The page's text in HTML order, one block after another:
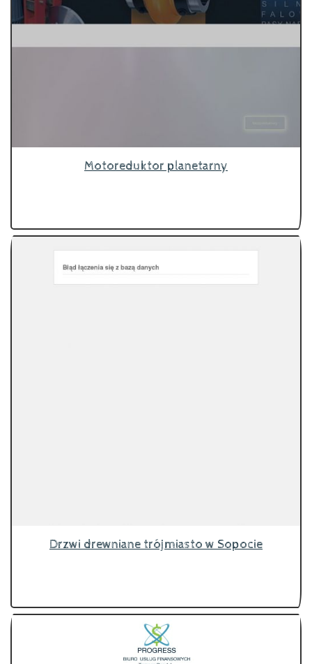
Motoreduktor planetarny
Drzwi drewniane trójmiasto w Sopocie